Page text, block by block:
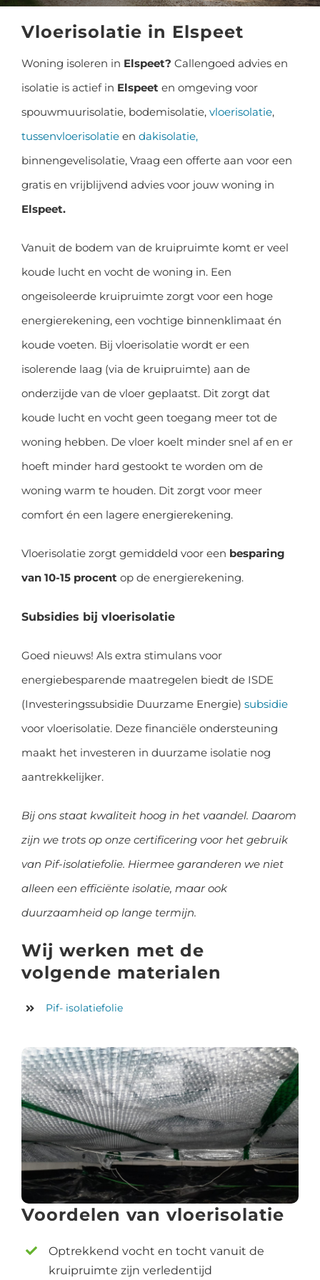
GRATIS EN VRIJBLIJVENDE OFFERTE
Vloerisolatie in Elspeet
Woning isoleren in Elspeet? Callengoed advies en
isolatie is actief in Elspeeten omgeving voor
spouwmuurisolatie, bodemisolatie, vloerisolatie,
tussenvloerisolatieen dakisolatie,
binnengevelisolatie, Vraag een offerte aan voor een
gratis en vrijblijvend advies voor jouw woning in
Elspeet.
Vanuit de bodem van de kruipruimte komt er veel
koude lucht en vocht de woning in. Een
ongeisoleerde kruipruimte zorgt voor een hoge
energierekening, een vochtige binnenklimaat én
koude voeten. Bij vloerisolatie wordt er een
isolerende laag (via de kruipruimte) aan de
onderzijde van de vloer geplaatst. Dit zorgt dat
koude lucht en vocht geen toegang meer tot de
woning hebben. De vloer koelt minder snel af en er
hoeft minder hard gestookt te worden om de
woning warm te houden. Dit zorgt voor meer
comfort én een lagere energierekening.
Vloerisolatie zorgt gemiddeld voor een besparing
van 10-15 procentop de energierekening.
Subsidies bij vloerisolatie
Goed nieuws! Als extra stimulans voor
energiebesparende maatregelen biedt de ISDE
(Investeringssubsidie Duurzame Energie) subsidie
voor vloerisolatie. Deze financiële ondersteuning
maakt het investeren in duurzame isolatie nog
aantrekkelijker.
Bij ons staat kwaliteit hoog in het vaandel. Daarom
zijn we trots op onze certificering voor het gebruik
van Pif-isolatiefolie. Hiermee garanderen we niet
alleen een efficiënte isolatie, maar ook
duurzaamheid op lange termijn.
Wij werken met de
volgende materialen
Pif- isolatiefolie
Voordelen van vloerisolatie
Optrekkend vocht en tocht vanuit de
kruipruimte zijn verledentijd